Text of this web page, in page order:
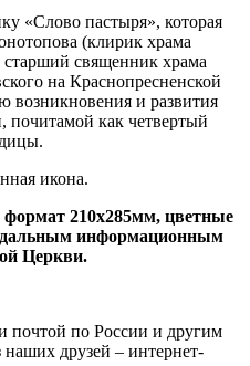
«Слово пастыря», которая
(клирик храма
священник храма
на Краснопресненской
возникновения и развития
почитамой как четвертый
икона.
210х285мм, цветные
информационным
Церкви.
почтой по России и другим
наших друзей – интернет-